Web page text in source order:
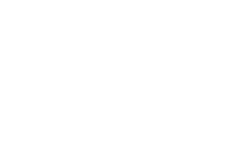
основе TeploFIX, штукатурка